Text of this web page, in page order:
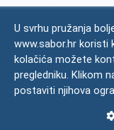
Zaštita osobnih
Impressum
Česta pitanja
U svrhu pružanja
www.sabor.hr koristi
kolačića možete
pregledniku. Klikom
postaviti njihova